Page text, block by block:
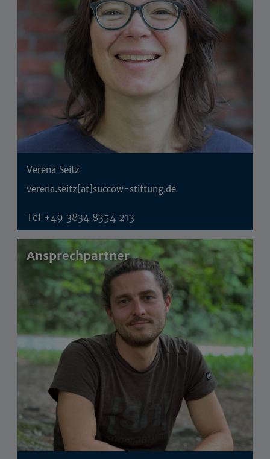
Verena Seitz
verena.seitz[at]succow-stiftung.de
Tel +49 3834 8354 213
Ansprechpartner